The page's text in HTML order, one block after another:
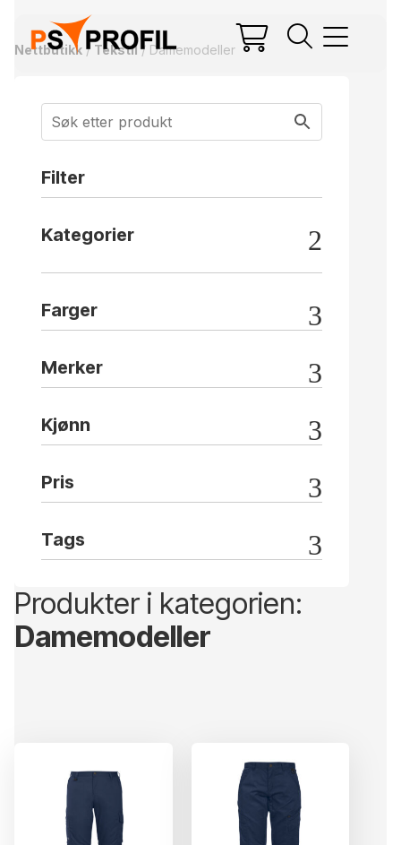
Nettbutikk / Tekstil/ Damemodeller
Filter
Kategorier
Farger
Merker
Kjønn
Pris
Tags
Produkter i kategorien:
Damemodeller